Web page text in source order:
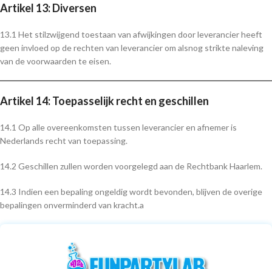
Artikel 13: Diversen
13.1 Het stilzwijgend toestaan van afwijkingen door leverancier heeft
geen invloed op de rechten van leverancier om alsnog strikte naleving
van de voorwaarden te eisen.
Artikel 14: Toepasselijk recht en geschillen
14.1 Op alle overeenkomsten tussen leverancier en afnemer is
Nederlands recht van toepassing.
14.2 Geschillen zullen worden voorgelegd aan de Rechtbank Haarlem.
14.3 Indien een bepaling ongeldig wordt bevonden, blijven de overige
bepalingen onverminderd van kracht.a